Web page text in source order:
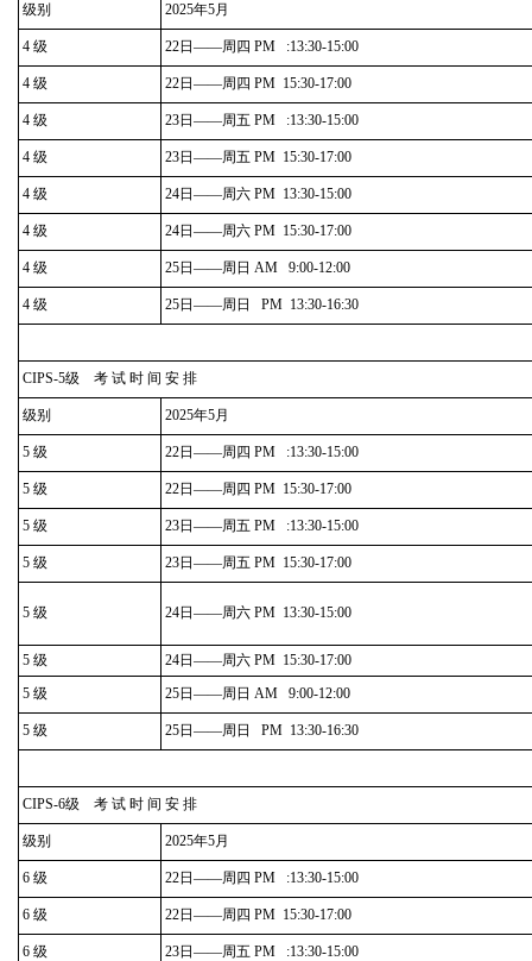
级别 2025年5月
4 级 22日——周四 PM :13:30-15:00
4 级 22日——周四 PM 15:30-17:00
4 级 23日——周五 PM :13:30-15:00
4 级 23日——周五 PM 15:30-17:00
4 级 24日——周六 PM 13:30-15:00
4 级 24日——周六 PM 15:30-17:00
4 级 25日——周日 AM 9:00-12:00
4 级 25日——周日 PM 13:30-16:30
CIPS-5级 考 试 时 间 安 排
级别 2025年5月
5 级 22日——周四 PM :13:30-15:00
5 级 22日——周四 PM 15:30-17:00
5 级 23日——周五 PM :13:30-15:00
5 级 23日——周五 PM 15:30-17:00
5 级 24日——周六 PM 13:30-15:00
5 级
24日——周六 PM 15:30-17:00
5 级
25日——周日 AM 9:00-12:00
5 级 25日——周日 PM 13:30-16:30
CIPS-6级 考 试 时 间 安 排
级别 2025年5月
6 级 22日——周四 PM :13:30-15:00
6 级 22日——周四 PM 15:30-17:00
6 级 23日——周五 PM :13:30-15:00